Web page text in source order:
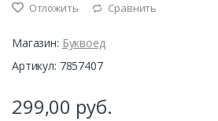
Отложить Сравнить
Магазин: Буквоед
Артикул: 7857407
299,00 руб.